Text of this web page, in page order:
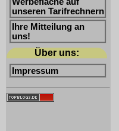
unseren Tarifrechnern
Ihre Mitteilung an
uns!
Über uns:
Impressum